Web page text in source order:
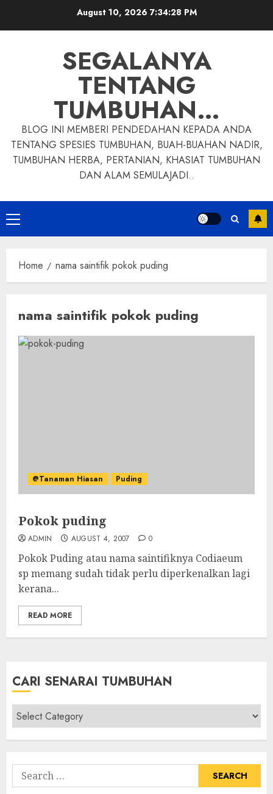
August 10, 2026 7:34:28 PM
SEGALANYA
TENTANG
TUMBUHAN…
BLOG INI MEMBERI PENDEDAHAN KEPADA ANDA
TENTANG SPESIES TUMBUHAN, BUAH-BUAHAN NADIR,
TUMBUHAN HERBA, PERTANIAN, KHASIAT TUMBUHAN
DAN ALAM SEMULAJADI..
Primary
Menu
Home nama saintifik pokok puding
nama saintifik pokok puding
@Tanaman Hiasan Puding
Pokok puding
ADMIN AUGUST 4, 2007 0
Pokok Puding atau nama saintifiknya Codiaeum
sp memang sudah tidak perlu diperkenalkan lagi
kerana...
READ MORE
CARI SENARAI TUMBUHAN
Cari
Senarai
Tumbuhan
Search
for: